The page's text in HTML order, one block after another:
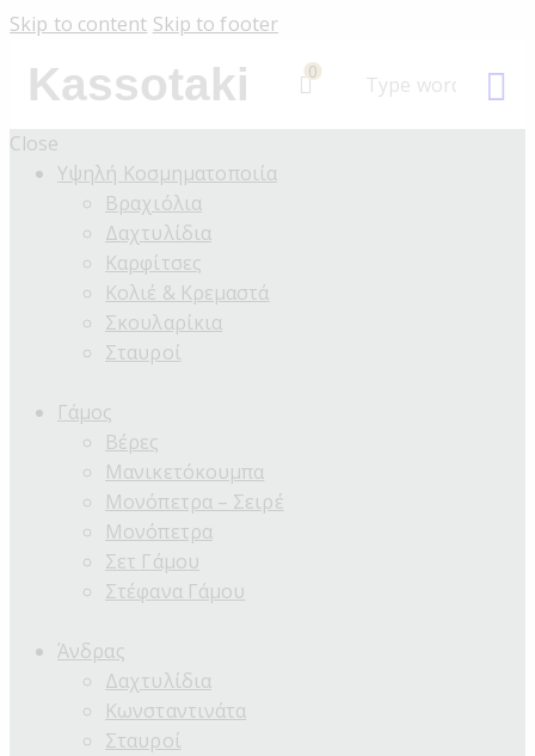
Skip to content Skip to footer
Kassotaki 0
Close
Υψηλή Κοσμηματοποιία
Βραχιόλια
Δαχτυλίδια
Καρφίτσες
Κολιέ & Κρεμαστά
Σκουλαρίκια
Σταυροί
Γάμος
Βέρες
Μανικετόκουμπα
Μονόπετρα – Σειρέ
Μονόπετρα
Σετ Γάμου
Στέφανα Γάμου
Άνδρας
Δαχτυλίδια
Κωνσταντινάτα
Σταυροί